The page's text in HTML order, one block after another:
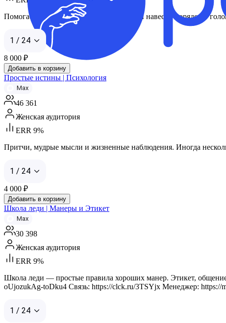
Помогаем «выдохнуть», убрать тревогу и навести порядок в
1 / 24
8 000 ₽
Добавить в корзину
Простые истины | Психология
Max
46 361
Женская аудитория
ERR 9%
Притчи, мудрые мысли и жизненные наблюдения. Иногда
1 / 24
4 000 ₽
Добавить в корзину
Школа леди | Манеры и Этикет
Max
30 398
Женская аудитория
ERR 9%
Школа леди — простые правила хороших манер. Этикет,
oUjozukAg-toDku4 Связь: https://clck.ru/3TSYjx Менеджер: https://
1 / 24